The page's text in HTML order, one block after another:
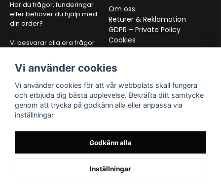
Har du frågor, funderingar
eller behöver du hjälp med
din order?
Vi besvarar alla era frågor
E-post:info@alltfordon.se
Om oss
Returer & Reklamation
GDPR – Private Policy
Cookies
Köpvilkor
VÅRA PARTNERS FÖLJ OSS
TikTok
Vi använder cookies
Vi använder cookies för att vår webbplats skall fungera
och erbjuda dig bästa upplevelse. Bekräfta ditt samtycke
genom att trycka på godkänn alla eller anpassa via
inställningar
Godkänn alla
Inställningar